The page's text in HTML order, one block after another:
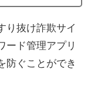
り抜け詐欺サイ
ード管理アプリ
防ぐことができ